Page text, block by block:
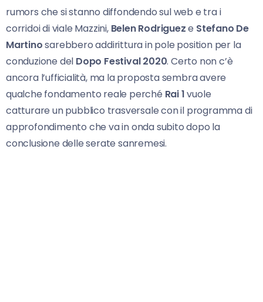
rumors che si stanno diffondendo sul web e tra i
corridoi di viale Mazzini, Belen Rodrigueze Stefano De
Martinosarebbero addirittura in pole position per la
conduzione del Dopo Festival 2020. Certo non c’è
ancora l’ufficialità, ma la proposta sembra avere
qualche fondamento reale perché Rai 1vuole
catturare un pubblico trasversale con il programma di
approfondimento che va in onda subito dopo la
conclusione delle serate sanremesi.